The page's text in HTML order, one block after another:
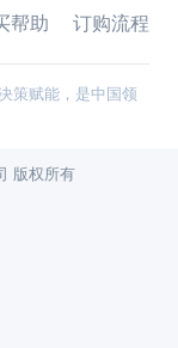
帮助 订购流程
策赋能，是中国领
版权所有